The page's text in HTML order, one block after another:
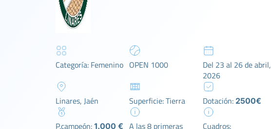
Categoría: Femenino OPEN 1000
Del 23 al 26 de abril,
2026
Linares, Jaén Superficie: Tierra Dotación: 2500€
P.campeón: 1.000 €
A las 8 primeras
Cuadros: